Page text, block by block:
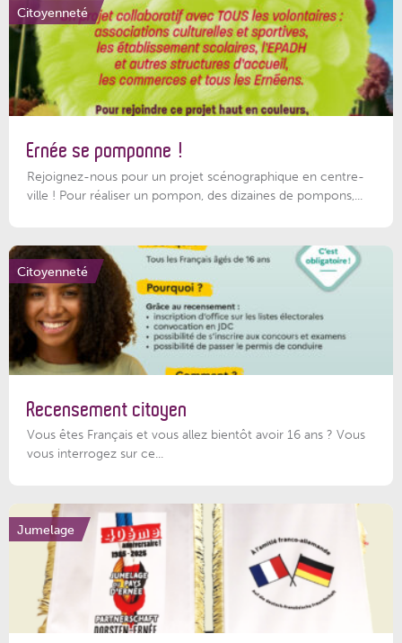
Citoyenneté
Ernée se pomponne !
Rejoignez-nous pour un projet scénographique en centre-
ville ! Pour réaliser un pompon, des dizaines de pompons,...
Citoyenneté
Recensement citoyen
Vous êtes Français et vous allez bientôt avoir 16 ans ? Vous
vous interrogez sur ce...
Jumelage